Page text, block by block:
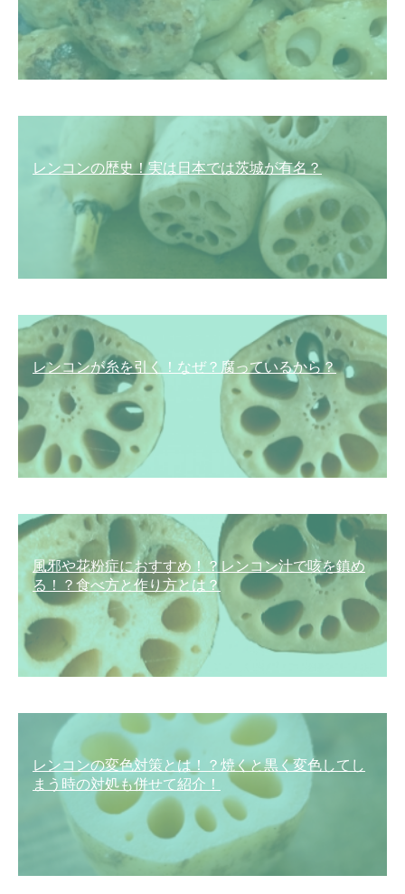
レンコンの歴史！実は日本では茨城が有名？
レンコンが糸を引く！なぜ？腐っているから？
風邪や花粉症におすすめ！？レンコン汁で咳を鎮め
る！？食べ方と作り方とは？
レンコンの変色対策とは！？焼くと黒く変色してし
まう時の対処も併せて紹介！